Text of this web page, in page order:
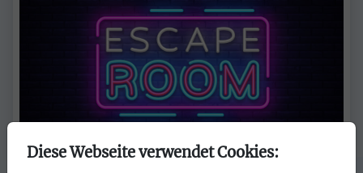
Diese Webseite verwendet Cookies: